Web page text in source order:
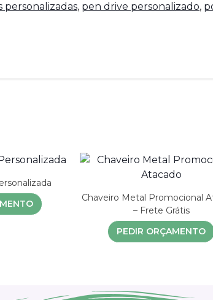
personalizadas, pen drive personalizado,
Chaveiro Metal Promocional
– Frete Grátis
PEDIR ORÇAMENTO